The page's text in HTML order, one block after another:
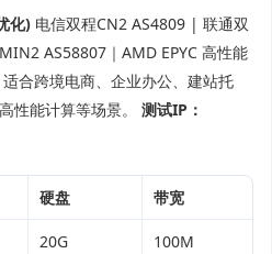
化) 电信双程CN2 AS4809 | 联通双
AS58807｜AMD EPYC 高性能
合跨境电商、企业办公、建站托
性能计算等场景。 测试IP：
硬盘 带宽
20G 100M